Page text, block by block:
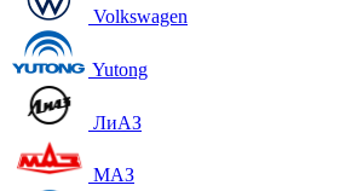
Volkswagen
Yutong
ЛиАЗ
МАЗ